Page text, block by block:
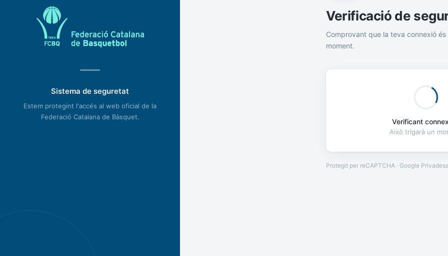
Sistema de seguretat
Estem protegint l'accés al web oficial de la
Federació Catalana de Bàsquet.
Verificació de
Comprovant que la teva connexió és
moment.
Verificant
Això trigarà un
Protegit per reCAPTCHA · Google Privadesa